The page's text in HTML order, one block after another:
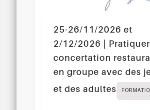
25-26/11/2026 et
2/12/2026 |
concertation
en groupe avec des
et des adultes